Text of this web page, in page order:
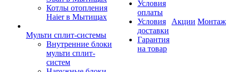
Котлы отопления
Haier в Мытищах
Мульти сплит-системы
Внутренние блоки
мульти сплит-
систем
Условия
оплаты
Условия
доставки
Гарантия
на товар
Акции Монтаж